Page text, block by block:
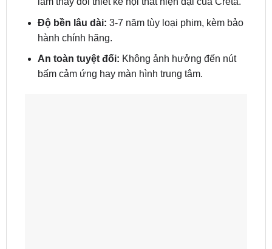
Độ bền lâu dài: 3-7 năm tùy loại phim, kèm bảo
hành chính hãng.
An toàn tuyệt đối: Không ảnh hưởng đến nút
bấm cảm ứng hay màn hình trung tâm.